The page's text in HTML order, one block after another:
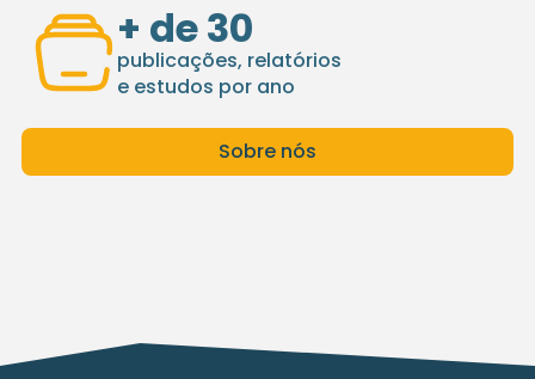
publicações, relatórios
e estudos por ano
+ de 30
Sobre nós